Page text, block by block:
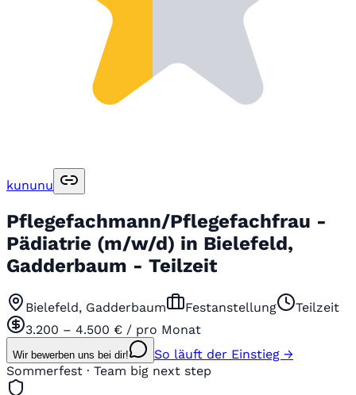
kununu
Pflegefachmann/Pflegefachfrau -
Pädiatrie (m/w/d) in Bielefeld,
Gadderbaum - Teilzeit
Bielefeld, Gadderbaum Festanstellung
Teilzeit
3.200 – 4.500 € / pro Monat
Wir bewerben uns bei dir!
So läuft der Einstieg →
Sommerfest · Team big next step